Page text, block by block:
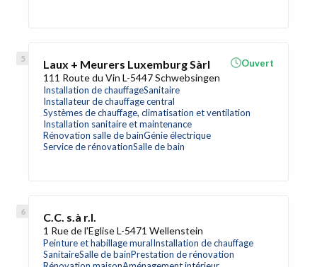
Laux + Meurers Luxemburg Sàrl
111 Route du Vin L-5447 Schwebsingen
Installation de chauffageSanitaire
Installateur de chauffage central
Systèmes de chauffage, climatisation et ventilation
Installation sanitaire et maintenance
Rénovation salle de bainGénie électrique
Service de rénovationSalle de bain
Ouvert
C.C. s.à r.l.
1 Rue de l'Eglise L-5471 Wellenstein
Peinture et habillage muralInstallation de chauffage
SanitaireSalle de bainPrestation de rénovation